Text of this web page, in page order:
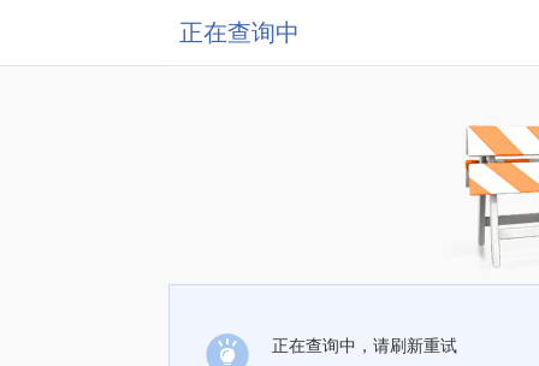
正在查询中
正在查询中，请刷新重试